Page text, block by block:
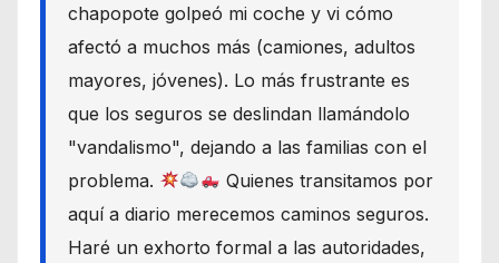
chapopote golpeó mi coche y vi cómo
afectó a muchos más (camiones, adultos
mayores, jóvenes). Lo más frustrante es
que los seguros se deslindan llamándolo
"vandalismo", dejando a las familias con el
problema.
Quienes transitamos por
aquí a diario merecemos caminos seguros.
Haré un exhorto formal a las autoridades,